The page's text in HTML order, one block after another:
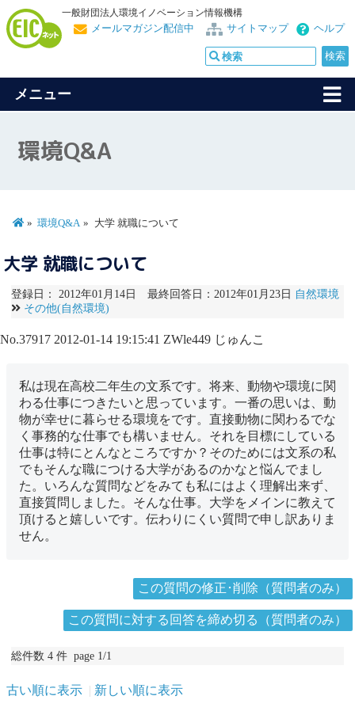
一般財団法人環境イノベーション情報機構
ヘルプ
サイトマップ
メールマガジン配信中
メニュー
環境Q&A
環境Q&A 大学 就職について
大学 就職について
登録日： 2012年01月14日 最終回答日：2012年01月23日 自然環境
その他(自然環境)
No.37917 2012-01-14 19:15:41 ZWle449 じゅんこ
私は現在高校二年生の文系です。将来、動物や環境に関
わる仕事につきたいと思っています。一番の思いは、動
物が幸せに暮らせる環境をです。直接動物に関わるでな
く事務的な仕事でも構いません。それを目標にしている
仕事は特にとんなところですか？そのためには文系の私
でもそんな職につける大学があるのかなと悩んでまし
た。いろんな質問などをみても私にはよく理解出来ず、
直接質問しました。そんな仕事。大学をメインに教えて
頂けると嬉しいです。伝わりにくい質問で申し訳ありま
せん。
この質問の修正･削除（質問者のみ）
この質問に対する回答を締め切る（質問者のみ）
総件数 4 件 page 1/1
古い順に表示 新しい順に表示